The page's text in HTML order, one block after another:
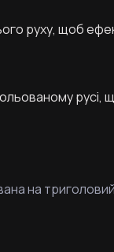
руху, щоб
русі,
на